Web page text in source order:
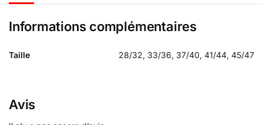
Informations complémentaires
Taille 28/32, 33/36, 37/40, 41/44, 45/47
Avis